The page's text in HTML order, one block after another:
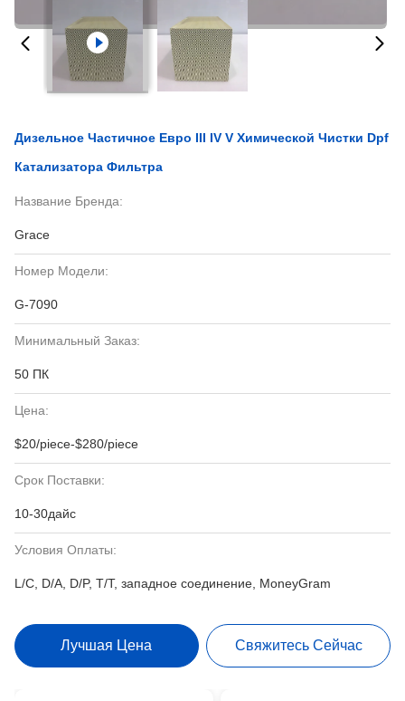
Дизельное Частичное Евро III IV V Химической Чистки Dpf
Катализатора Фильтра
Название Бренда:
Grace
Номер Модели:
G-7090
Минимальный Заказ:
50 ПК
Цена:
$20/piece-$280/piece
Срок Поставки:
10-30дайс
Условия Оплаты:
L/C, D/A, D/P, T/T, западное соединение, MoneyGram
Лучшая Цена Свяжитесь Сейчас